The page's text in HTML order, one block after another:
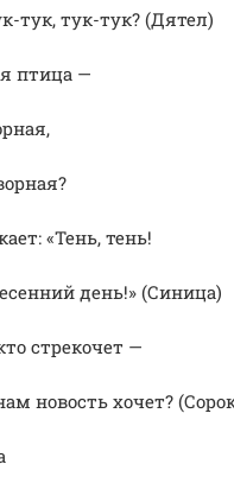
тук, тук-тук? (Дятел)
птица —
«Тень, тень!
день!» (Синица)
стрекочет —
новость хочет?